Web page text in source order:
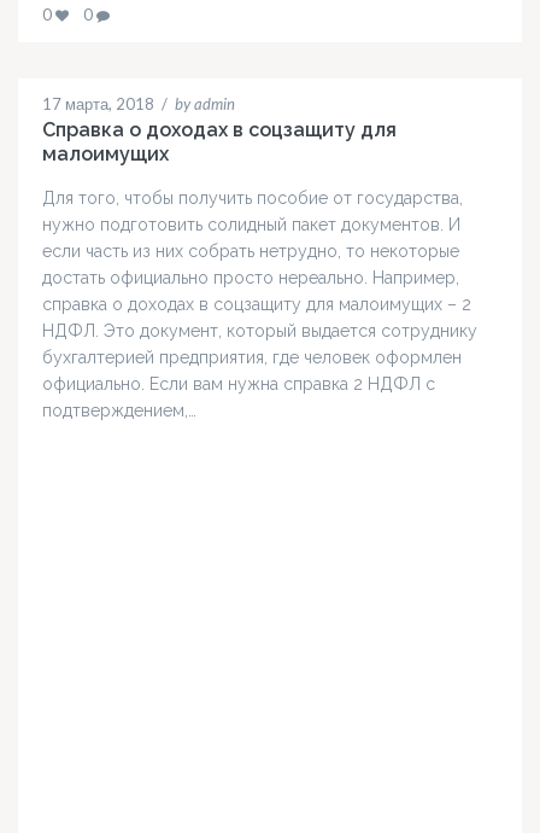
0 0
17 марта, 2018 / by admin
Справка о доходах в соцзащиту для
малоимущих
Для того, чтобы получить пособие от государства,
нужно подготовить солидный пакет документов. И
если часть из них собрать нетрудно, то некоторые
достать официально просто нереально. Например,
справка о доходах в соцзащиту для малоимущих – 2
НДФЛ. Это документ, который выдается сотруднику
бухгалтерией предприятия, где человек оформлен
официально. Если вам нужна справка 2 НДФЛ с
подтверждением,…